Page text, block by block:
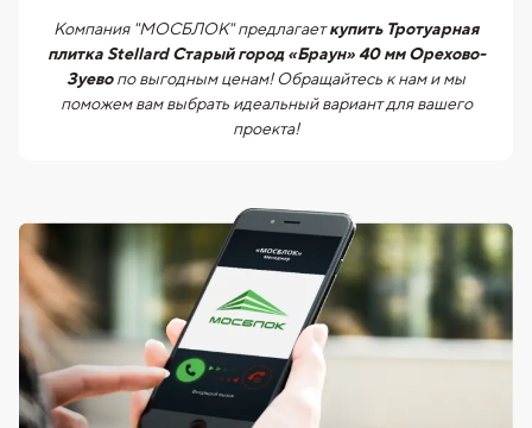
Компания "МОСБЛОК" предлагаеткупить Тротуарная
плитка Stellard Старый город «Браун» 40 мм Орехово-
Зуевопо выгодным ценам! Обращайтесь к нам и мы
поможем вам выбрать идеальный вариант для вашего
проекта!